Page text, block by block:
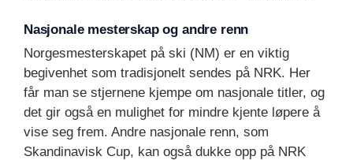
Nasjonale mesterskap og andre renn
Norgesmesterskapet på ski (NM) er en viktig
begivenhet som tradisjonelt sendes på NRK. Her
får man se stjernene kjempe om nasjonale titler, og
det gir også en mulighet for mindre kjente løpere å
vise seg frem. Andre nasjonale renn, som
Skandinavisk Cup, kan også dukke opp på NRK